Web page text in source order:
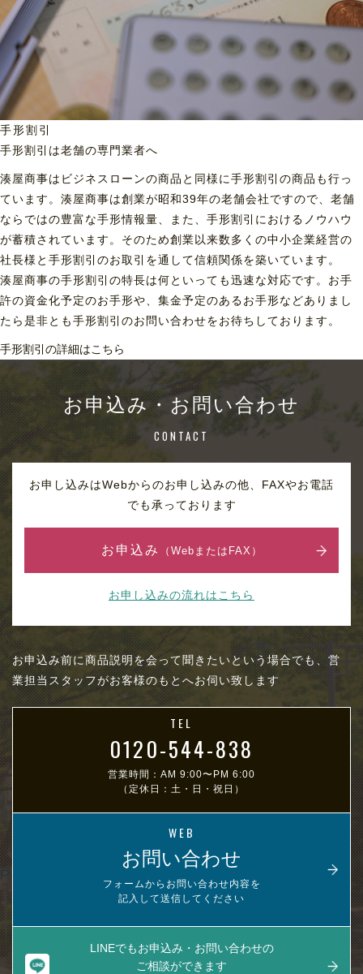
手形割引
手形割引は老舗の専門業者へ
湊屋商事はビジネスローンの商品と同様に手形割引の商品も行っ
ています。湊屋商事は創業が昭和39年の老舗会社ですので、老舗
ならではの豊富な手形情報量、また、手形割引におけるノウハウ
が蓄積されています。そのため創業以来数多くの中小企業経営の
社長様と手形割引のお取引を通して信頼関係を築いています。
湊屋商事の手形割引の特長は何といっても迅速な対応です。お手
許の資金化予定のお手形や、集金予定のあるお手形などありまし
たら是非とも手形割引のお問い合わせをお待ちしております。
手形割引の詳細はこちら
お申込み・お問い合わせ
CONTACT
お申し込みはWebからのお申し込みの他、FAXやお電話
でも承っております
お申込み （WebまたはFAX）
お申し込みの流れはこちら
お申込み前に商品説明を会って聞きたいという場合でも、営
業担当スタッフがお客様のもとへお伺い致します
TEL
0120-544-838
営業時間：AM 9:00〜PM 6:00
（定休日：土・日・祝日）
WEB
お問い合わせ
フォームからお問い合わせ内容を
記入して送信してください
LINEでもお申込み・お問い合わせの
ご相談ができます